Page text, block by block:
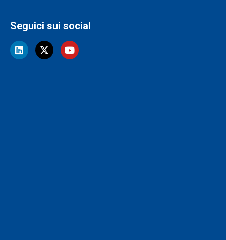
Seguici sui social